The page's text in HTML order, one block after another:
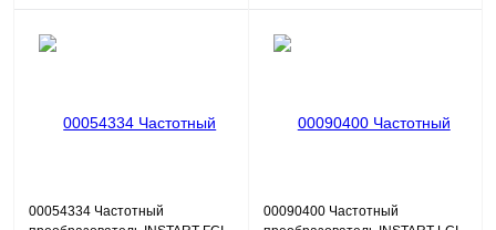
00054334 Частотный
00090400 Частотный